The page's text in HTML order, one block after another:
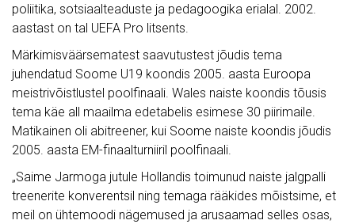
poliitika, sotsiaalteaduste ja pedagoogika erialal. 2002.
aastast on tal UEFA Pro litsents.
Märkimisväärsematest saavutustest jõudis tema
juhendatud Soome U19 koondis 2005. aasta Euroopa
meistrivõistlustel poolfinaali. Wales naiste koondis tõusis
tema käe all maailma edetabelis esimese 30 piirimaile.
Matikainen oli abitreener, kui Soome naiste koondis jõudis
2005. aasta EM-finaalturniiril poolfinaali.
„Saime Jarmoga jutule Hollandis toimunud naiste jalgpalli
treenerite konverentsil ning temaga rääkides mõistsime, et
meil on ühtemoodi nägemused ja arusaamad selles osas,